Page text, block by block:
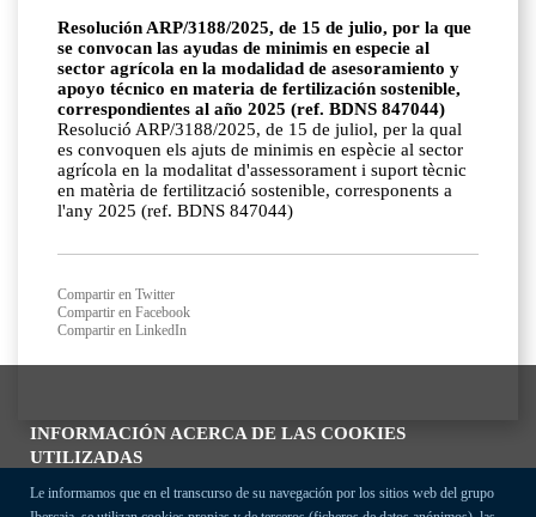
INFORMACIÓN ACERCA DE LAS COOKIES
UTILIZADAS
Le informamos que en el transcurso de su navegación por los sitios web del grupo
Resolución ARP/3188/2025, de 15 de julio, por la que
se convocan las ayudas de minimis en especie al
sector agrícola en la modalidad de asesoramiento y
apoyo técnico en materia de fertilización sostenible,
correspondientes al año 2025 (ref. BDNS 847044)
Resolució ARP/3188/2025, de 15 de juliol, per la qual
es convoquen els ajuts de minimis en espècie al sector
agrícola en la modalitat d'assessorament i suport tècnic
en matèria de fertilització sostenible, corresponents a
l'any 2025 (ref. BDNS 847044)
Compartir en Twitter
Compartir en Facebook
Compartir en LinkedIn